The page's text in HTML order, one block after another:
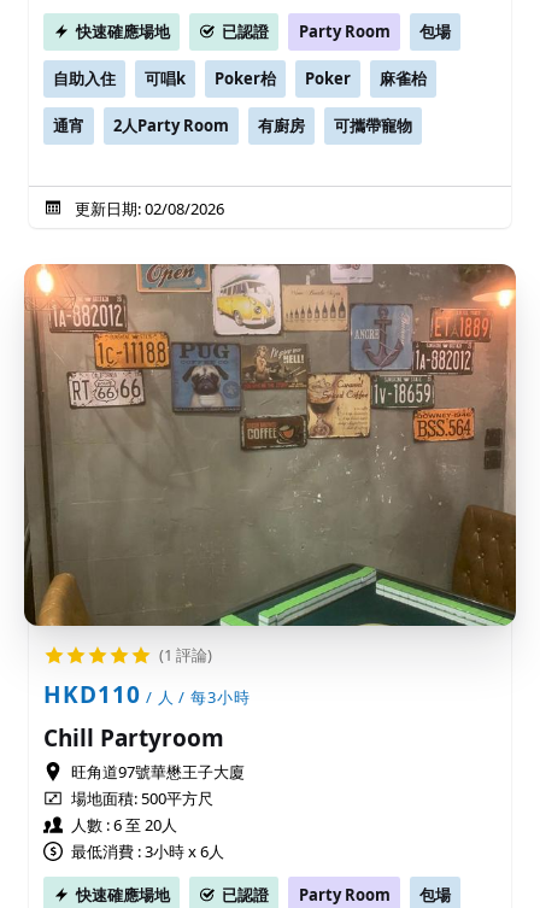
快速確應場地
已認證 Party Room 包場
自助入住 可唱k Poker枱 Poker 麻雀枱
通宵 2人Party Room 有廚房 可攜帶寵物
更新日期: 02/08/2026
(1 評論)
HKD110 / 人 / 每3小時
Chill Partyroom
旺角道97號華懋王子大廈
場地面積:500平方尺
人數 : 6 至 20人
最低消費 : 3小時 x 6人
快速確應場地
已認證 Party Room 包場